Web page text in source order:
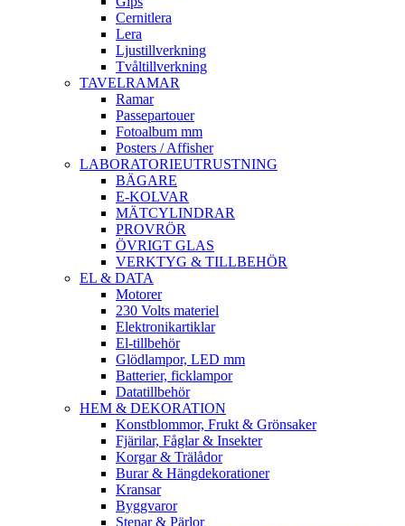
Cernitlera
Lera
Ljustillverkning
Tvåltillverkning
TAVELRAMAR
Ramar
Passepartouer
Fotoalbum mm
Posters / Affisher
LABORATORIEUTRUSTNING
BÄGARE
E-KOLVAR
MÄTCYLINDRAR
PROVRÖR
ÖVRIGT GLAS
VERKTYG & TILLBEHÖR
EL & DATA
Motorer
230 Volts materiel
Elektronikartiklar
El-tillbehör
Glödlampor, LED mm
Batterier, ficklampor
Datatillbehör
HEM & DEKORATION
Konstblommor, Frukt & Grönsaker
Fjärilar, Fåglar & Insekter
Korgar & Trälådor
Burar & Hängdekorationer
Kransar
Byggvaror
Stenar & Pärlor